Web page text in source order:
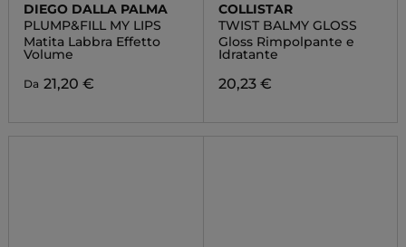
DIEGO DALLA PALMA
PLUMP&FILL MY LIPS
Matita Labbra Effetto
Volume
Da 21,20 €
COLLISTAR
TWIST BALMY GLOSS
Gloss Rimpolpante e
Idratante
20,23 €